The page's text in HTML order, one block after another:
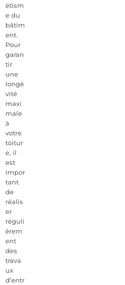
étism
e du
bâtim
ent.
Pour
garan
tir
une
longé
vité
maxi
male
à
votre
toitur
e, il
est
impor
tant
de
réalis
er
réguli
èrem
ent
des
trava
ux
d’entr